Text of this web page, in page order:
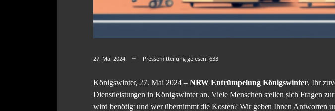
27. Mai 2024 Pressemitteilung gelesen: 633
Königswinter, 27. Mai 2024 – NRW Entrümpelung Königswinter, Ihr
Dienstleistungen in Königswinter an. Viele Menschen stellen sich Fragen
wird benötigt und wer übernimmt die Kosten? Wir geben Ihnen Antworten